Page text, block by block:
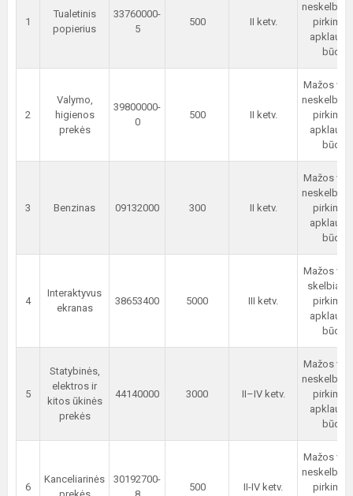
1
Tualetinis
popierius
33760000-
5
500 II ketv.
būdu
2
Valymo,
higienos
prekės
39800000-
0
500 II ketv.
Mažos
būdu
3 Benzinas 09132000 300 II ketv.
Mažos
būdu
4
Interaktyvus
ekranas
38653400 5000 III ketv.
Mažos
būdu
5
Statybinės,
elektros ir
kitos ūkinės
prekės
44140000 3000 II–IV ketv.
Mažos
būdu
6
Kanceliarinės
30192700-
500 II-IV ketv.
Mažos